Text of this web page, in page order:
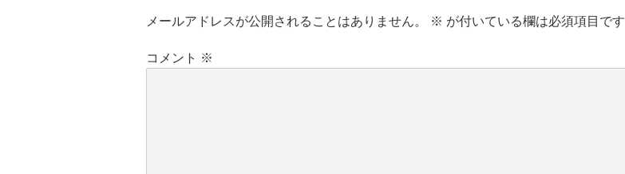
メールアドレスが公開されることはありません。 ※ が付いている欄は必須項目です
コメント ※